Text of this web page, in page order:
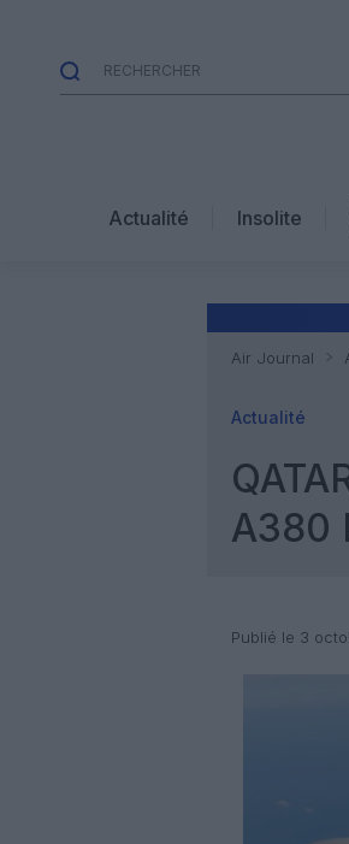
Actualité Insolite
Air Journal
Actualité
A380
Publié le 3